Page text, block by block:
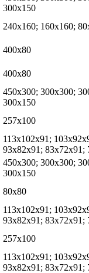
300х150
240х160; 160х160;
400х80
400х80
450х300; 300х300;
300х150
257х100
113х102х91;
93х82х91; 83х72х91;
450х300; 300х300;
300х150
80х80
113х102х91;
93х82х91; 83х72х91;
257х100
113х102х91;
93х82х91; 83х72х91;